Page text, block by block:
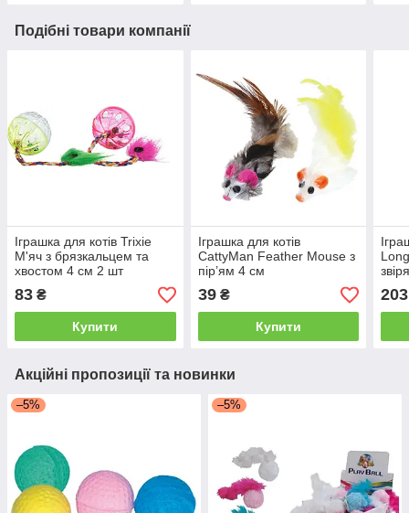
Подібні товари компанії
Іграшка для котів Trixie
М'яч з брязкальцем та
хвостом 4 см 2 шт
(пластик)
83 ₴
Купити
Іграшка для котів
CattyMan Feather Mouse з
пір’ям 4 см
39₴
Купити
203
Акційні пропозиції та новинки
–5% –5%